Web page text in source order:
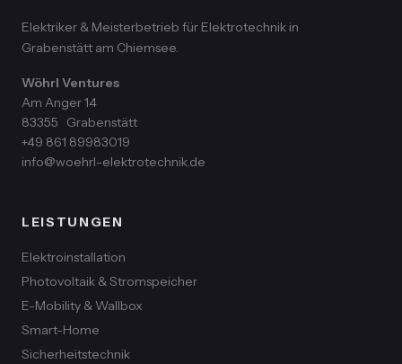
Elektriker & Meisterbetrieb für Elektrotechnik in
Grabenstätt am Chiemsee.
Wöhrl Ventures
Am Anger 14
83355
Grabenstätt
+49 861 89983019
info@woehrl-elektrotechnik.de
LEISTUNGEN
Elektroinstallation
Photovoltaik & Stromspeicher
E-Mobility & Wallbox
Smart-Home
Sicherheitstechnik